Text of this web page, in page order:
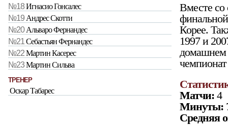
№18Игнасио Гонсалес
№19 Андрес Скотти
№20 Альваро Фернандес
№21Себастьян Фернандес
№22Мартин Касерес
№23Мартин Сильва
ТРЕНЕР
Оскар Табарес
Вместе со
Корее.
1997 и
домашнем
Матчи: 4
Минуты:
Средняя